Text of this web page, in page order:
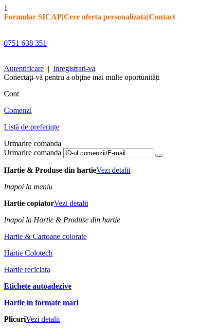
1
Formular SICAP|Cere oferta personalizata|Contact
0751 638 351
Autentificare | Inregistrati-va
Conectați-vă pentru a obține mai multe oportunități
Cont
Comenzi
Listă de preferințe
Urmarire comanda
Urmarire comanda
Hartie & Produse din hartieVezi detalii
Inapoi la meniu
Hartie copiatorVezi detalii
Inapoi la Hartie & Produse din hartie
Hartie & Cartoane colorate
Hartie Colotech
Hartie reciclata
Etichete autoadezive
Hartie in formate mari
PlicuriVezi detalii